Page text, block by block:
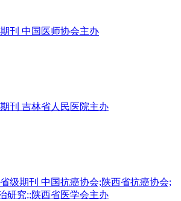
刊 中国医师协会主办
刊 吉林省人民医院主办
省级期刊 中国抗癌协会;陕西省抗癌协会;
研究;;陕西省医学会主办